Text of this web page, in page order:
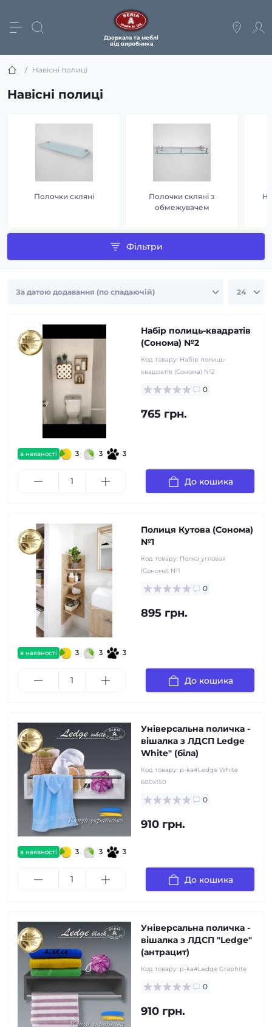
Дзеркала та меблі
від виробника
Навісні полиці
Навісні полиці
Полочки скляні
Полочки скляні з
обмежувачем
Фільтри
в наявності 3 3 3
Набір полиць-квадратів
(Сонома) №2
Код товару: Набір полиць-
квадратів (Сонома) №2
0
765 грн.
До кошика
в наявності 3 3 3
Полиця Кутова (Сонома)
№1
Код товару: Полка угловая
(Сонома) №1
0
895 грн.
До кошика
в наявності 3 3 3
Універсальна поличка -
вішалка з ЛДСП Ledge
White" (біла)
Код товару: p-ka#Ledge White
600х150
0
910 грн.
До кошика
Універсальна поличка -
вішалка з ЛДСП "Ledge"
(антрацит)
Код товару: p-ka#Ledge Graphite
0
910 грн.